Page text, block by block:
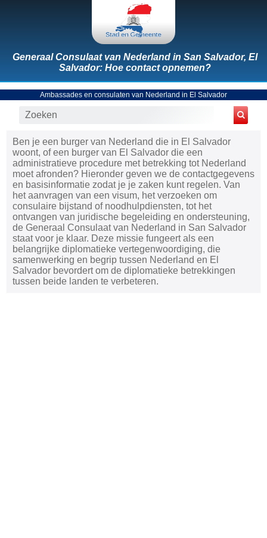
Generaal Consulaat van Nederland in San Salvador, El
Salvador: Hoe contact opnemen?
Ambassades en consulaten van Nederland in El Salvador
Ben je een burger van Nederland die in El Salvador
woont, of een burger van El Salvador die een
administratieve procedure met betrekking tot Nederland
moet afronden? Hieronder geven we de contactgegevens
en basisinformatie zodat je je zaken kunt regelen. Van
het aanvragen van een visum, het verzoeken om
consulaire bijstand of noodhulpdiensten, tot het
ontvangen van juridische begeleiding en ondersteuning,
de Generaal Consulaat van Nederland in San Salvador
staat voor je klaar. Deze missie fungeert als een
belangrijke diplomatieke vertegenwoordiging, die
samenwerking en begrip tussen Nederland en El
Salvador bevordert om de diplomatieke betrekkingen
tussen beide landen te verbeteren.